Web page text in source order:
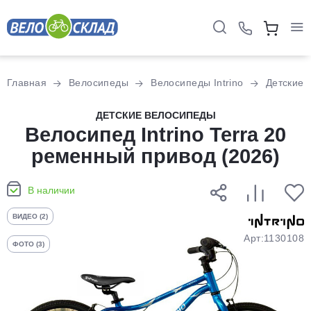
Главная Велосипеды Велосипеды Intrino Детские
ДЕТСКИЕ ВЕЛОСИПЕДЫ
Велосипед Intrino Terra 20
ременный привод (2026)
В наличии
ВИДЕО (2)
ФОТО (3) Арт:1130108
Разбейте
оплатуна части
без переплат
График платежей